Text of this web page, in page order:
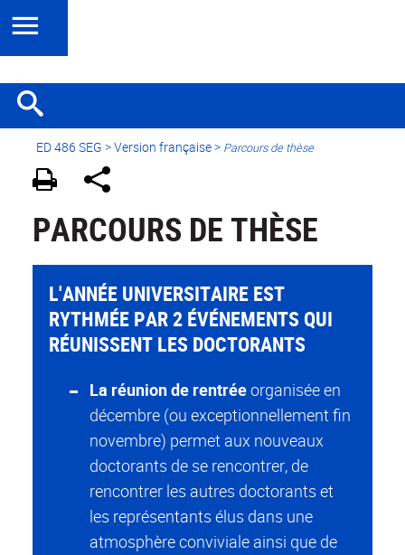
ED 486 SEG >Version française> Parcours de thèse
PARCOURS DE THÈSE
L'ANNÉE UNIVERSITAIRE EST
RYTHMÉE PAR 2 ÉVÉNEMENTS QUI
RÉUNISSENT LES DOCTORANTS
La réunion de rentréeorganisée en
décembre (ou exceptionnellement fin
novembre) permet aux nouveaux
doctorants de se rencontrer, de
rencontrer les autres doctorants et
les représentants élus dans une
atmosphère conviviale ainsi que de